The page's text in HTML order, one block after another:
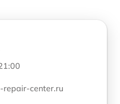
repair-center.ru